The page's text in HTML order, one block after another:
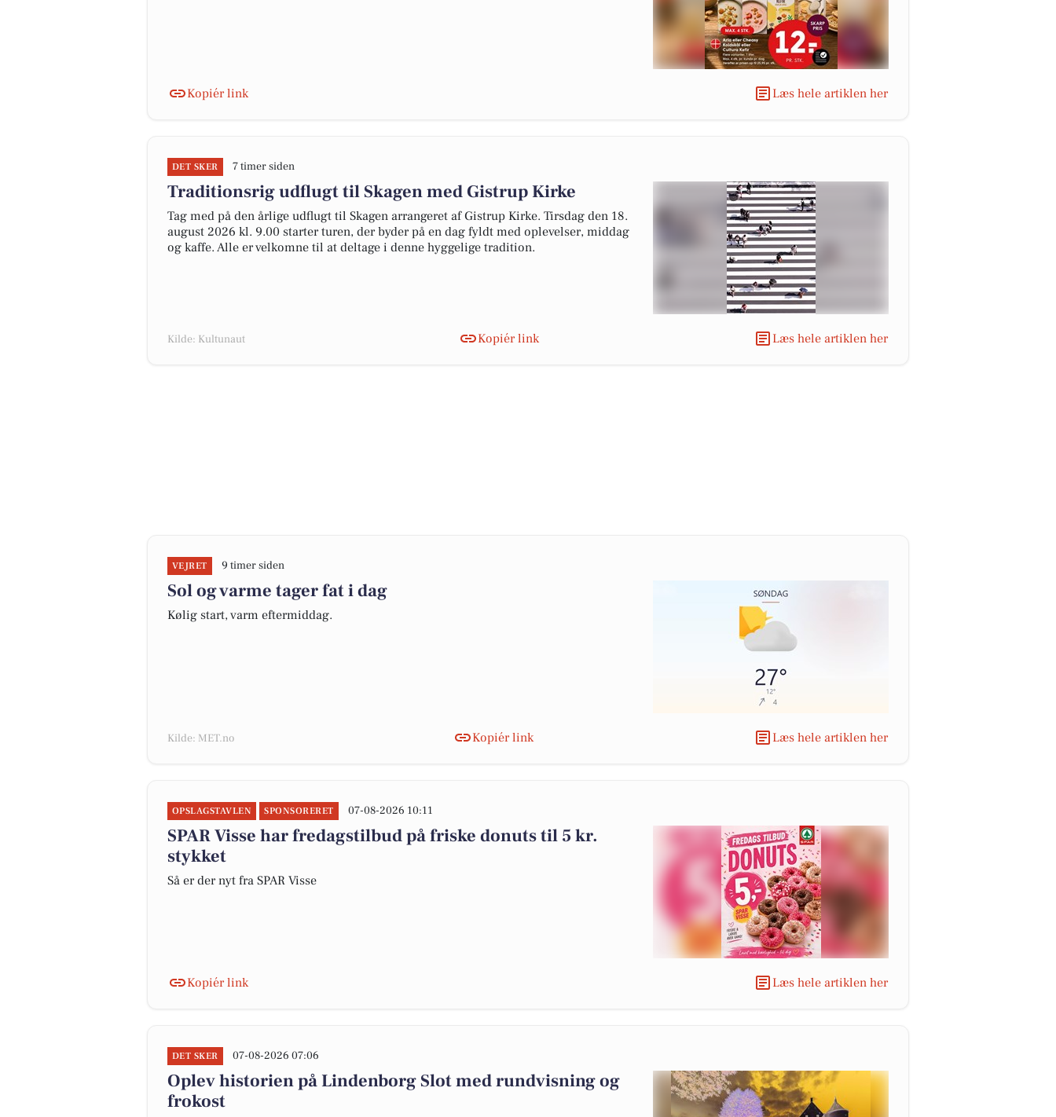
Kopiér link Læs hele artiklen her
DET SKER 7 timer siden
Traditionsrig udflugt til Skagen med Gistrup Kirke
Tag med på den årlige udflugt til Skagen arrangeret af Gistrup Kirke. Tirsdag den 18.
august 2026 kl. 9.00 starter turen, der byder på en dag fyldt med oplevelser, middag
og kaffe. Alle er velkomne til at deltage i denne hyggelige tradition.
Kilde: Kultunaut Kopiér link Læs hele artiklen her
VEJRET 9 timer siden
Sol og varme tager fat i dag
Kølig start, varm eftermiddag.
Kilde: MET.no Kopiér link Læs hele artiklen her
OPSLAGSTAVLEN SPONSORERET 07-08-2026 10:11
SPAR Visse har fredagstilbud på friske donuts til 5 kr.
stykket
Så er der nyt fra SPAR Visse
Kopiér link Læs hele artiklen her
DET SKER 07-08-2026 07:06
Oplev historien på Lindenborg Slot med rundvisning og
frokost